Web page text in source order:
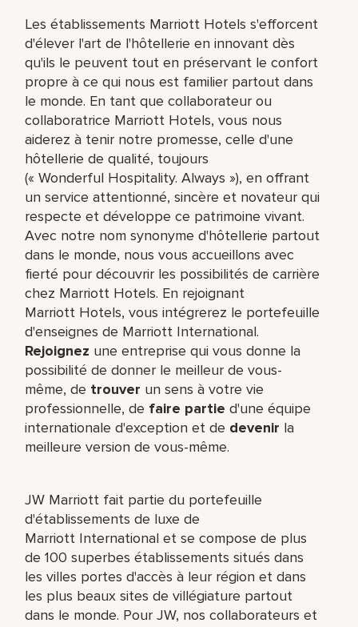
Les établissements Marriott Hotels s'efforcent
d'élever l'art de l'hôtellerie en innovant dès
qu'ils le peuvent tout en préservant le confort
propre à ce qui nous est familier partout dans
le monde. En tant que collaborateur ou
collaboratrice Marriott Hotels, vous nous
aiderez à tenir notre promesse, celle d'une
hôtellerie de qualité, toujours
(« Wonderful Hospitality. Always »), en offrant
un service attentionné, sincère et novateur qui
respecte et développe ce patrimoine vivant.
Avec notre nom synonyme d'hôtellerie partout
dans le monde, nous vous accueillons avec
fierté pour découvrir les possibilités de carrière
chez Marriott Hotels. En rejoignant
Marriott Hotels, vous intégrerez le portefeuille
d'enseignes de Marriott International.
Rejoignez une entreprise qui vous donne la
possibilité de donner le meilleur de vous-
même,​ de trouver un sens à votre vie
professionnelle, de faire partie d'une équipe
internationale​ d'exception et de devenir la
meilleure version de vous-même.
JW Marriott fait partie du portefeuille
d'établissements de luxe de
Marriott International et se compose de plus
de 100 superbes établissements situés dans
les villes portes d'accès à leur région et dans
les plus beaux sites de villégiature partout
dans le monde. Pour JW, nos collaborateurs et